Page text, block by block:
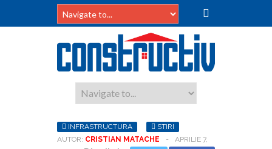
INFRASTRUCTURA
STIRI
AUTOR: CRISTIAN MATACHE -
APRILIE 7,